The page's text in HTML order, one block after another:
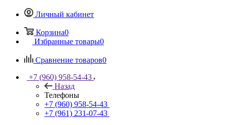
Личный кабинет
Корзина0
Избранные товары0
Сравнение товаров0
+7 (960) 958-54-43
Назад
Телефоны
+7 (960) 958-54-43
+7 (961) 231-07-43